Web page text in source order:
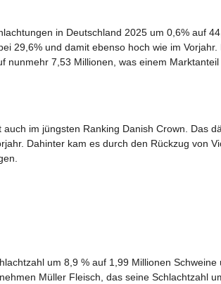
in Deutschland 2025 um 0,6% auf
29,6% und damit ebenso hoch wie im
nunmehr 7,53 Millionen, was einem
im jüngsten Ranking Danish Crown. Das
Dahinter kam es durch den Rückzug von
um 8,9 % auf 1,99 Millionen
Müller Fleisch, das seine Schlachtzahl